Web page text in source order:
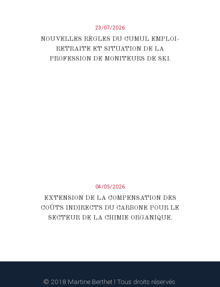
23/07/2026
NOUVELLES RÈGLES DU CUMUL EMPLOI-
RETRAITE ET SITUATION DE LA
PROFESSION DE MONITEURS DE SKI.
04/05/2026
EXTENSION DE LA COMPENSATION DES
COÛTS INDIRECTS DU CARBONE POUR LE
SECTEUR DE LA CHIMIE ORGANIQUE.
© 2018 Martine Berthet l Tous droits réservés.